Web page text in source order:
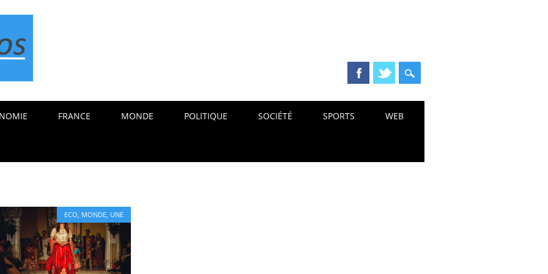
FRANCE MONDE POLITIQUE SOCIÉTÉ SPORTS WEB
ECO, MONDE, UNE